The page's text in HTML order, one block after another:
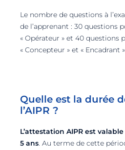
Le nombre de questions à
de l’apprenant : 30 questions
« Opérateur » et 40 questions
« Concepteur » et « Encadrant
Quelle est la durée
l’AIPR ?
L’attestation AIPR est
5 ans. Au terme de cette